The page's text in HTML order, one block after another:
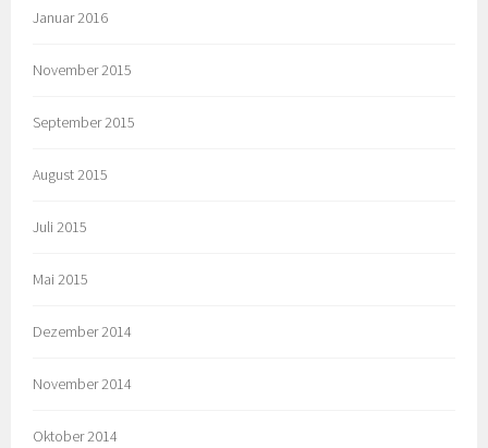
Januar 2016
November 2015
September 2015
August 2015
Juli 2015
Mai 2015
Dezember 2014
November 2014
Oktober 2014